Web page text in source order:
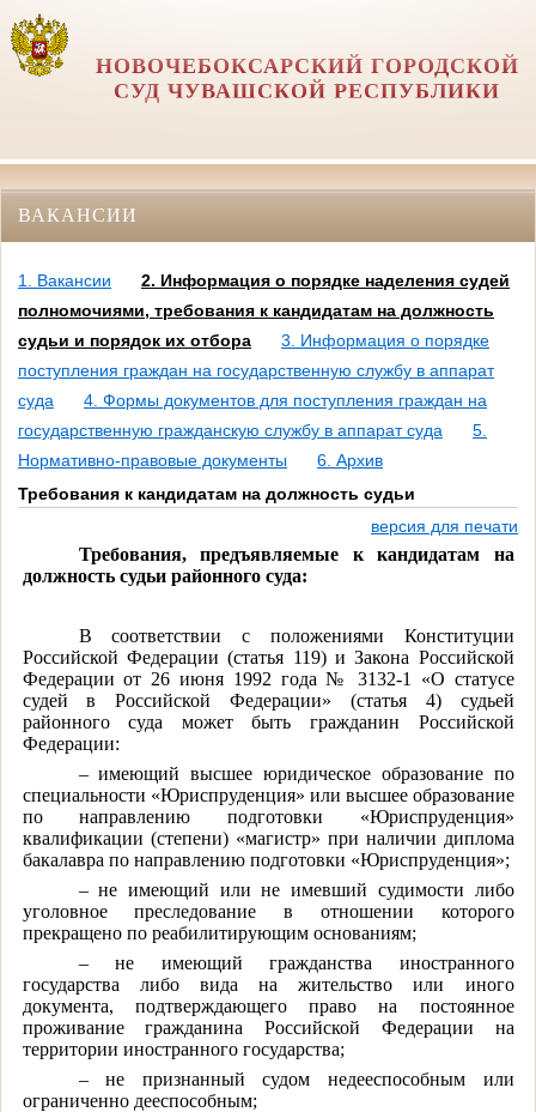
НОВОЧЕБОКСАРСКИЙ ГОРОДСКОЙ
СУД ЧУВАШСКОЙ РЕСПУБЛИКИ
ВАКАНСИИ
1. Вакансии
2. Информация о порядке наделения судей
полномочиями, требования к кандидатам на должность
судьи и порядок их отбора
3. Информация о порядке
поступления граждан на государственную службу в аппарат
суда
4. Формы документов для поступления граждан на
государственную гражданскую службу в аппарат суда
5.
Нормативно-правовые документы
6. Архив
Требования к кандидатам на должность судьи
версия для печати
Требования, предъявляемые к кандидатам на
должность судьи районного суда:
В соответствии с положениями Конституции
Российской Федерации (статья 119) и Закона Российской
Федерации от 26 июня 1992 года № 3132-1 «О статусе
судей в Российской Федерации» (статья 4) судьей
районного суда может быть гражданин Российской
Федерации:
– имеющий высшее юридическое образование по
специальности «Юриспруденция» или высшее образование
по направлению подготовки «Юриспруденция»
квалификации (степени) «магистр» при наличии диплома
бакалавра по направлению подготовки «Юриспруденция»;
– не имеющий или не имевший судимости либо
уголовное преследование в отношении которого
прекращено по реабилитирующим основаниям;
– не имеющий гражданства иностранного
государства либо вида на жительство или иного
документа, подтверждающего право на постоянное
проживание гражданина Российской Федерации на
территории иностранного государства;
– не признанный судом недееспособным или
ограниченно дееспособным;